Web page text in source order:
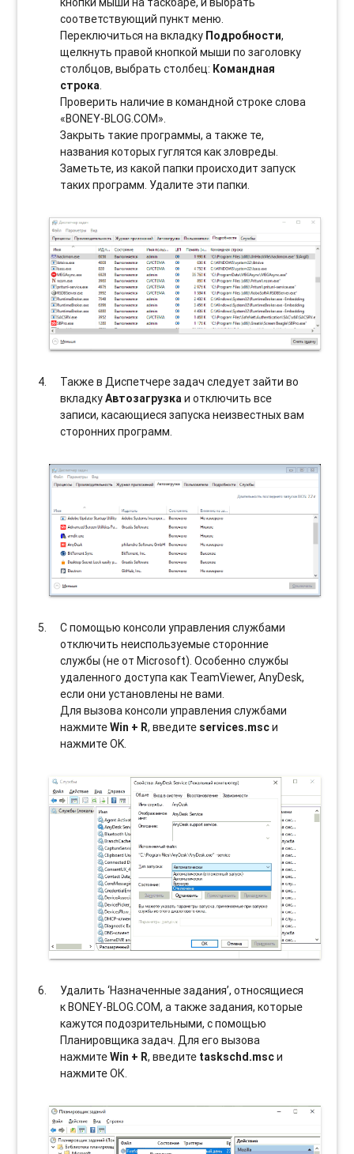
соотвeтствующий пункт меню.
Переключиться на вкладку Подробности,
щелкнуть правой кнопкой мыши по заголовку
столбцов, выбрать столбец: Командная
строка.
Проверить наличие в командной строке слова
«BONEY-BLOG.COM».
Закрыть такие программы, а также те,
названия которых гуглятся как зловреды.
Заметьте, из какой папки происходит запуск
таких программ. Удалите эти папки.
Также в Диспетчере задач следует зайти во
вкладкуАвтозагрузкаи отключить все
записи, касающиеся запуска неизвестных вам
сторонних программ.
С помощью консоли управления службами
отключить неиспользуемые сторонние
службы (не от Microsoft). Особенно службы
удаленного доступа как TeamViewer, AnyDesk,
если они установлены не вами.
Для вызова консоли управления службами
нажмитеWin + R, введите services.mscи
нажмите OK.
Удалить ‘Назначенные задания’, относящиеся
к BONEY-BLOG.COM, а также задания, которые
кажутся подозрительными, с помощью
Планировщика задач. Для его вызова
нажмитеWin + R, введите taskschd.mscи
нажмите ОК.